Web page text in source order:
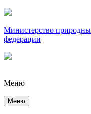
Министерство
федерации
Меню
Меню